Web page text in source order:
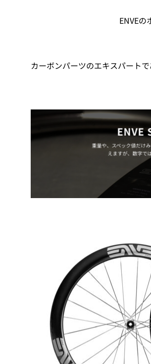
ENVE
カーボンパーツのエキスパート
ENVE
重量や、スペック値だけ
えますが、数字で